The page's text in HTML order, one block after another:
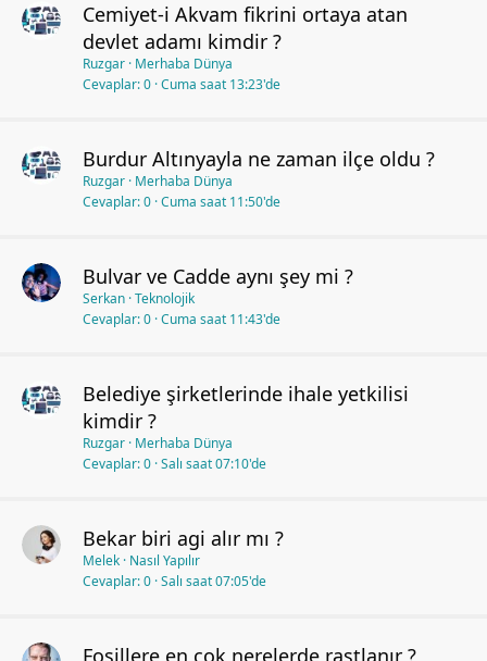
Cemiyet-i Akvam fikrini ortaya atan
devlet adamı kimdir ?
Ruzgar Merhaba Dünya
Cevaplar 0 Cuma saat 13:23'de
Burdur Altınyayla ne zaman ilçe oldu ?
Ruzgar Merhaba Dünya
Cevaplar 0 Cuma saat 11:50'de
Bulvar ve Cadde aynı şey mi ?
Serkan Teknolojik
Cevaplar 0 Cuma saat 11:43'de
Belediye şirketlerinde ihale yetkilisi
kimdir ?
Ruzgar Merhaba Dünya
Cevaplar 0 Salı saat 07:10'de
Bekar biri agi alır mı ?
Melek Nasıl Yapılır
Cevaplar 0 Salı saat 07:05'de
Fosillere en çok nerelerde rastlanır ?